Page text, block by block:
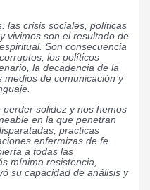
las crisis sociales, políticas
vivimos son el resultado de
Son consecuencia
los políticos
la decadencia de la
medios de comunicación y
solidez y nos hemos
en la que penetran
practicas
enfermizas de fe.
a todas las
mínima resistencia,
su capacidad de análisis y